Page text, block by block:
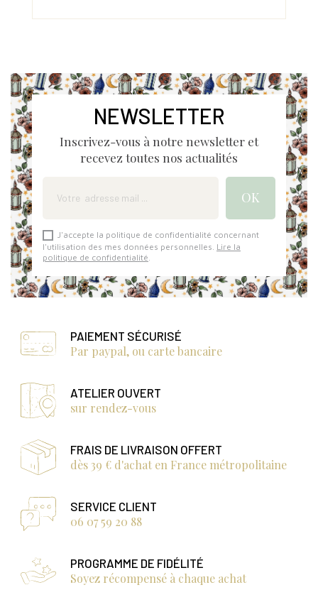
NEWSLETTER
Inscrivez-vous à notre newsletter et
recevez toutes nos actualités
J'accepte la politique de confidentialité concernant
l'utilisation des mes données personnelles. Lire la
politique de confidentialité
PAIEMENT SÉCURISÉ
Par paypal, ou carte bancaire
ATELIER OUVERT
sur rendez-vous
FRAIS DE LIVRAISON OFFERT
dès 39 € d'achat en France métropolitaine
SERVICE CLIENT
06 07 59 20 88
PROGRAMME DE FIDÉLITÉ
Soyez récompensé à chaque achat